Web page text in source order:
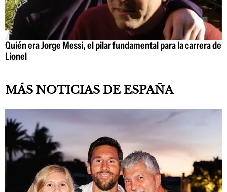
Quién era Jorge Messi, el pilar fundamental para la carrera de
Lionel
MÁS NOTICIAS DE ESPAÑA